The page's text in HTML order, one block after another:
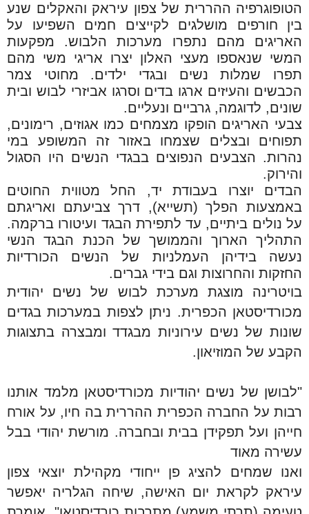
הטופוגרפיה ההררית של צפון עיראק והאקלים שנע
בין חורפים מושלגים לקייצים חמים השפיעו על
האריגים מהם נתפרו מערכות הלבוש. מפקעות
המשי שנאספו מעצי האלון יצרו אריגי משי מהם
תפרו שמלות נשים ובגדי ילדים. מחוטי צמר
הכבשים והעיזים ארגו בדים וסרגו אביזרי לבוש ובית
שונים, לדוגמה, גרביים ונעליים.
צבעי האריגים הופקו מצמחים כמו אגוזים, רימונים,
תפוחים ובצלים שצמחו באזור זה המשופע במי
נהרות. הצבעים הנפוצים בבגדי הנשים היו הסגול
והירוק.
הבדים יוצרו בעבודת יד, החל מטווית החוטים
באמצעות הפלך (תשייא), דרך צביעתם ואריגתם
על נולים ביתיים, עד לתפירת הבגד ועיטורו ברקמה.
התהליך הארוך והממושך של הכנת הבגד הנשי
נעשה בידיהן העמלניות של הנשים הכורדיות
החזקות והחרוצות וגם בידי גברים.
בויטרינה מוצגת מערכת לבוש של נשים יהודית
מכורדיסטאן הכפרית. ניתן לצפות במערכות בגדים
שונות של נשים עירוניות מבגדד ומבצרה בתצוגות
הקבע של המוזיאון.
"לבושן של נשים יהודיות מכורדיסטאן מלמד אותנו
רבות על החברה הכפרית ההררית בה חיו, על אורח
חייהן ועל תפקידן בבית ובחברה. מורשת יהודי בבל
עשירה מאוד
ואנו שמחים להציג פן ייחודי מקהילת יוצאי צפון
עיראק לקראת יום האישה, שיחה הגלריה יאפשר